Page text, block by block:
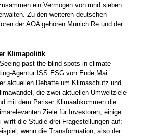
ein Vermögen von rund sieben
Zu den weiteren deutschen
der AOA gehören Munich Re und der
Klimapolitik
past the blind spots in climate
Agentur ISS ESG von Ende Mai
aktuellen Debatte um Klimaschutz und
die zwei aktuellen Umweltziele
mit dem Pariser Klimaabkommen die
Ziele für Investoren, einige
wirft die Studie drei Fragestellungen auf:
wenn die Transformation, also der